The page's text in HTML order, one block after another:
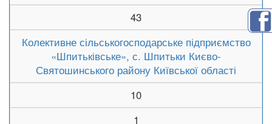
43
Колективне сільськогосподарське підприємство
«Шпитьківське», с. Шпитьки Києво-
Святошинського району Київської області
10
1